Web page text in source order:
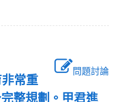
問題討論
常重
整規劃。甲君進